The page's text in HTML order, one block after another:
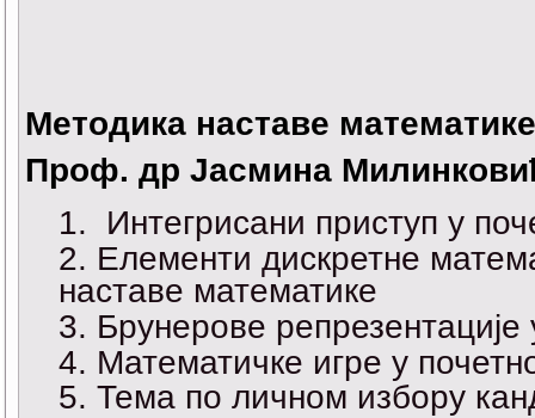
Методика наставе математике
Проф. др Јасмина
Интегрисани приступ у
Елементи дискретне
наставе математике
Брунерове репрезентације
Математичке игре у
Тема по личном избору